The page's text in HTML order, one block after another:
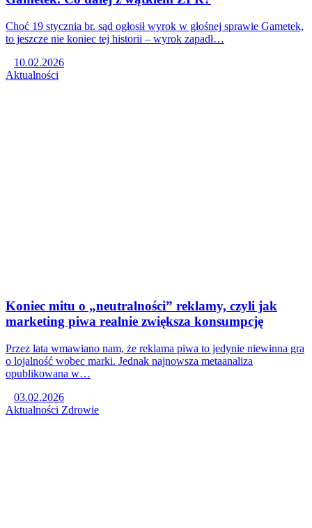
Choć 19 stycznia br. sąd ogłosił wyrok w głośnej sprawie Gametek,
to jeszcze nie koniec tej historii – wyrok zapadł…
10.02.2026
Aktualności
Koniec mitu o „neutralności” reklamy, czyli jak
marketing piwa realnie zwiększa konsumpcję
Przez lata wmawiano nam, że reklama piwa to jedynie niewinna gra
o lojalność wobec marki. Jednak najnowsza metaanaliza
opublikowana w…
03.02.2026
Aktualności Zdrowie